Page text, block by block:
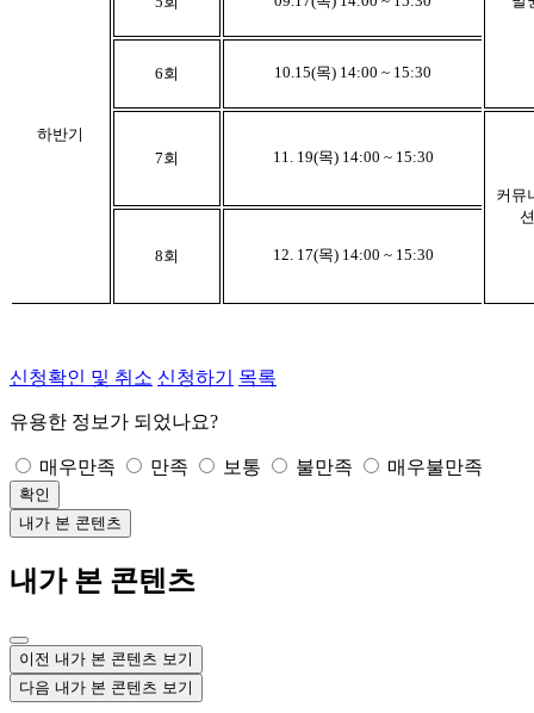
하반기
6회 10.15(목) 14:00 ~ 15:30
7회 11. 19(목) 14:00 ~ 15:30
커뮤
8회 12. 17(목) 14:00 ~ 15:30
신청확인 및 취소 신청하기 목록
유용한 정보가 되었나요?
매우만족 만족 보통 불만족 매우불만족
확인
내가 본 콘텐츠
내가 본 콘텐츠
이전 내가 본 콘텐츠 보기
다음 내가 본 콘텐츠 보기